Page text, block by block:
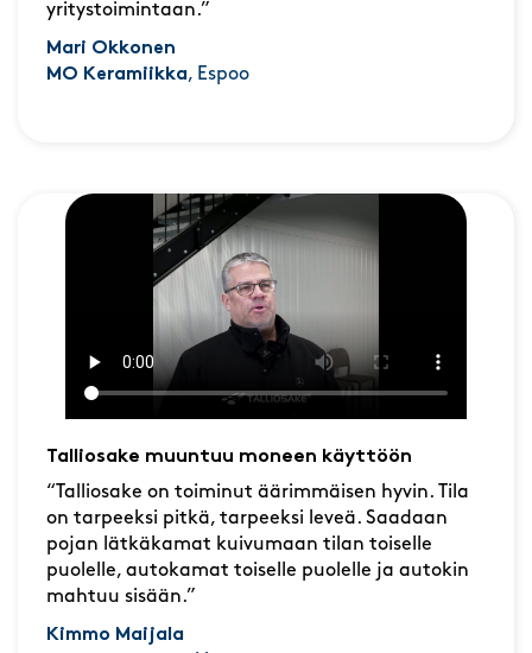
yritystoimintaan.”
Mari Okkonen
MO Keramiikka, Espoo
Talliosake muuntuu moneen käyttöön
“Talliosake on toiminut äärimmäisen hyvin. Tila
on tarpeeksi pitkä, tarpeeksi leveä. Saadaan
pojan lätkäkamat kuivumaan tilan toiselle
puolelle, autokamat toiselle puolelle ja autokin
mahtuu sisään.”
Kimmo Maijala